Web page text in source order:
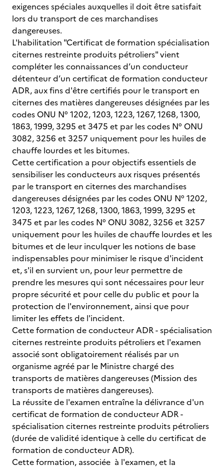
exigences spéciales auxquelles il doit être satisfait
lors du transport de ces marchandises
dangereuses.
L'habilitation "Certificat de formation spécialisation
citernes restreinte produits pétroliers" vient
compléter les connaissances d’un conducteur
détenteur d’un certificat de formation conducteur
ADR, aux fins d'être certifiés pour le transport en
citernes des matières dangereuses désignées par les
codes ONU N° 1202, 1203, 1223, 1267, 1268, 1300,
1863, 1999, 3295 et 3475 et par les codes N° ONU
3082, 3256 et 3257 uniquement pour les huiles de
chauffe lourdes et les bitumes.
Cette certification a pour objectifs essentiels de
sensibiliser les conducteurs aux risques présentés
par le transport en citernes des marchandises
dangereuses désignées par les codes ONU N° 1202,
1203, 1223, 1267, 1268, 1300, 1863, 1999, 3295 et
3475 et par les codes N° ONU 3082, 3256 et 3257
uniquement pour les huiles de chauffe lourdes et les
bitumes et de leur inculquer les notions de base
indispensables pour minimiser le risque d'incident
et, s'il en survient un, pour leur permettre de
prendre les mesures qui sont nécessaires pour leur
propre sécurité et pour celle du public et pour la
protection de l'environnement, ainsi que pour
limiter les effets de l'incident.
Cette formation de conducteur ADR - spécialisation
citernes restreinte produits pétroliers et l'examen
associé sont obligatoirement réalisés par un
organisme agréé par le Ministre chargé des
transports de matières dangereuses (Mission des
transports de matières dangereuses).
La réussite de l'examen entraîne la délivrance d'un
certificat de formation de conducteur ADR -
spécialisation citernes restreinte produits pétroliers
(durée de validité identique à celle du certificat de
formation de conducteur ADR).
Cette formation, associée à l'examen, et la